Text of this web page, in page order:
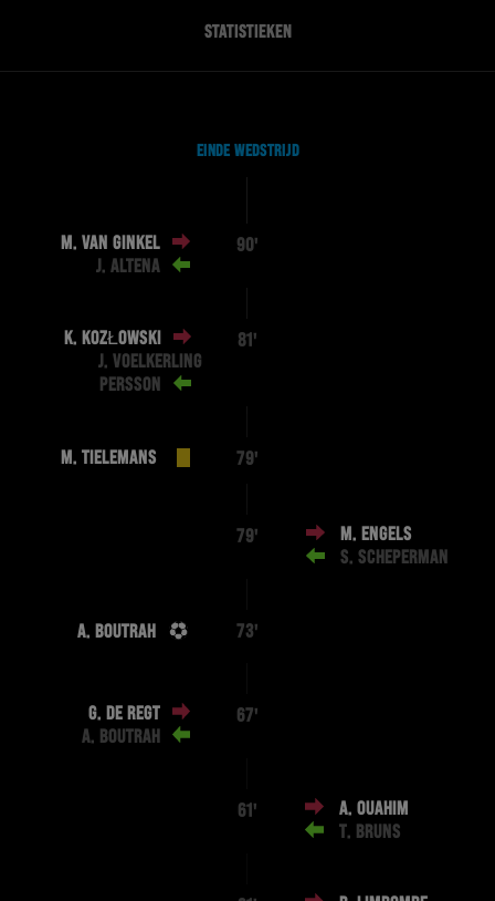
STATISTIEKEN
EINDE WEDSTRIJD
M. VAN GINKEL
J. ALTENA
90'
K. KOZŁOWSKI
J. VOELKERLING
PERSSON
81'
M. TIELEMANS 79'
79'
M. ENGELS
S. SCHEPERMAN
A. BOUTRAH 73'
G. DE REGT
A. BOUTRAH
67'
61'
A. OUAHIM
T. BRUNS